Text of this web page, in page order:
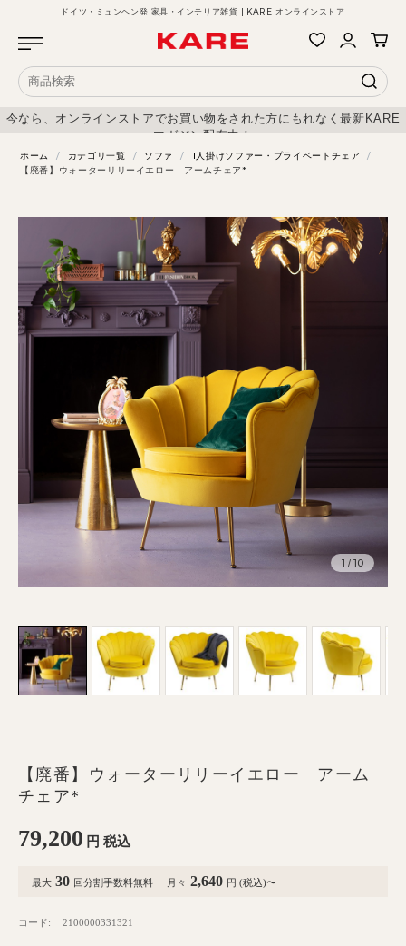
ドイツ・ミュンヘン発 家具・インテリア雑貨 | KARE オンラインストア
今なら、オンラインストアでお買い物をされた方にもれなく最新KARE
マガジン配布中！
ホーム / カテゴリ一覧 / ソファ / 1人掛けソファー・プライベートチェア
/
【廃番】ウォーターリリーイエロー アームチェア*
1 / 10
【廃番】ウォーターリリーイエロー アーム
チェア*
79,200 円 税込
最大 30 回分割手数料無料 月々 2,640 円 (税込)〜
コード: 2100000331321